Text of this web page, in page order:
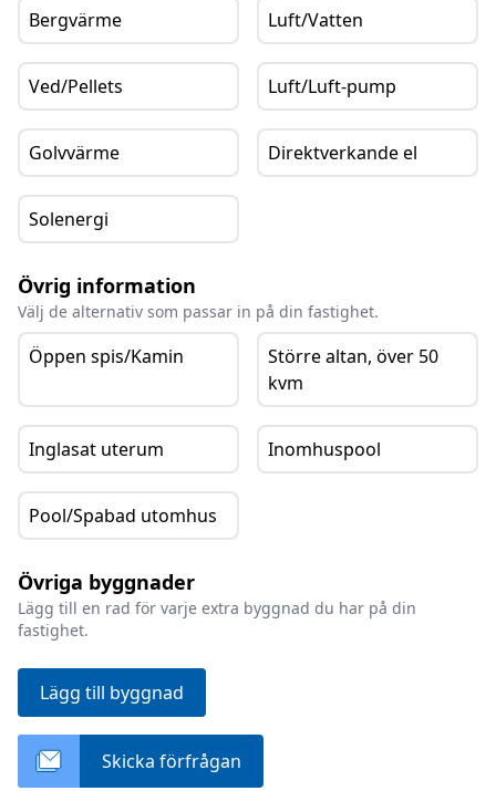
Bergvärme Luft/Vatten
Ved/Pellets Luft/Luft-pump
Golvvärme Direktverkande el
Solenergi
Övrig information
Välj de alternativ som passar in på din fastighet.
Öppen spis/Kamin
Större altan, över 50
kvm
Inglasat uterum Inomhuspool
Pool/Spabad utomhus
Övriga byggnader
Lägg till en rad för varje extra byggnad du har på din
fastighet.
Lägg till byggnad
Skicka förfrågan